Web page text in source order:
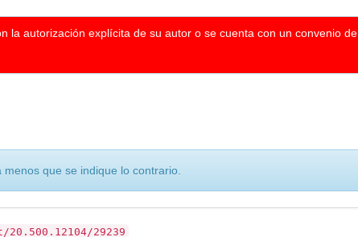
la autorización explícita de su autor o se cuenta con un convenio de
que se indique lo contrario.
29239